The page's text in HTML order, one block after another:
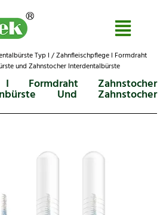
Typ I / Zahnfleischpflege I Formdraht
und Zahnstocher Interdentalbürste
I Formdraht Zahnstocher
Und Zahnstocher